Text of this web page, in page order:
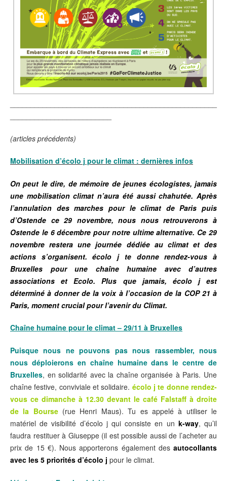
(articles précédents)
Mobilisation d’écolo j pour le climat : dernières infos
On peut le dire, de mémoire de jeunes écologistes, jamais
une mobilisation climat n’aura été aussi chahutée. Après
l’annulation des marches pour le climat de Paris puis
d’Ostende ce 29 novembre, nous nous retrouverons à
Ostende le 6 décembre pour notre ultime alternative. Ce 29
novembre restera une journée dédiée au climat et des
actions s’organisent. écolo j te donne rendez-vous à
Bruxelles pour une chaîne humaine avec d’autres
associations et Ecolo. Plus que jamais, écolo j est
déterminé à donner de la voix à l’occasion de la COP 21 à
Paris, moment crucial pour l’avenir du Climat.
Chaîne humaine pour le climat – 29/11 à Bruxelles
Puisque nous ne pouvons pas nous rassembler, nous
nous déploierons en chaîne humaine dans le centre de
Bruxelles, en solidarité avec la chaîne organisée à Paris. Une
chaîne festive, conviviale et solidaire. écolo j te donne rendez-
vous ce dimanche à 12.30 devant le café Falstaff à droite
de la Bourse(rue Henri Maus). Tu es appelé à utiliser le
matériel de visibilité d’écolo j qui consiste en un k-way, qu’il
faudra restituer à Giuseppe (il est possible aussi de l’acheter au
prix de 15 €). Nous apporterons également des autocollants
avec les 5 priorités d’écolo j pour le climat.